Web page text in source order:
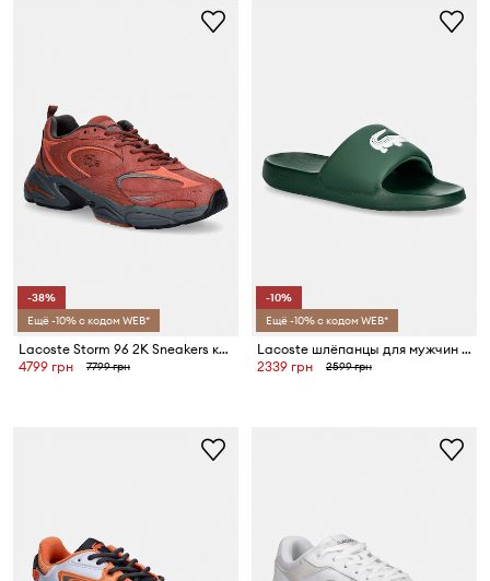
-38%
Ещё -10% с кодом WEB*
Lacoste Storm 96 2K Sneakers кроссовки для мужчин
4799 грн
7799 грн
-10%
Ещё -10% с кодом WEB*
Lacoste шлёпанцы для мужчин SERVE SLIDE 1.0
2339 грн
2599 грн